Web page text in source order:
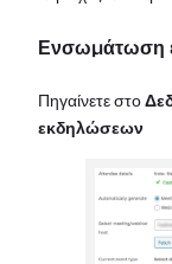
Ενσωμάτωση
Πηγαίνετε στο
εκδηλώσεων